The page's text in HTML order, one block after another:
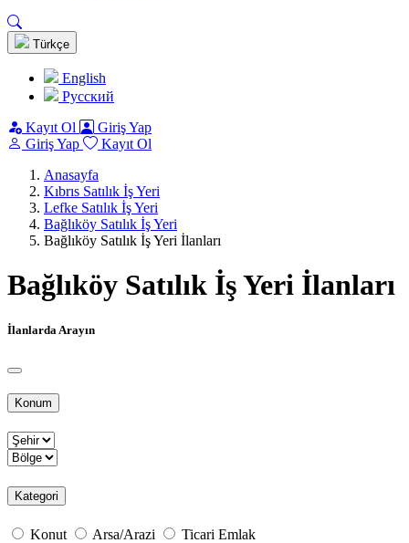
Türkçe
English
Pусский
Kayıt Ol
Giriş Yap
Giriş Yap
Kayıt Ol
Anasayfa
Kıbrıs Satılık İş Yeri
Lefke Satılık İş Yeri
Bağlıköy Satılık İş Yeri
Bağlıköy Satılık İş Yeri İlanları
Bağlıköy Satılık İş Yeri İlanları
İlanlarda Arayın
Konum
Kategori
Konut Arsa/Arazi Ticari Emlak